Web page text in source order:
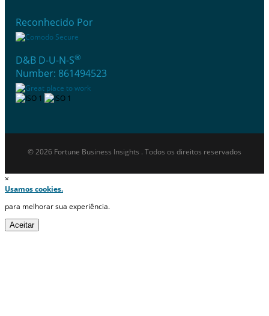
Reconhecido Por
D&B D-U-N-S®
Number: 861494523
© 2026 Fortune Business Insights . Todos os direitos reservados
×
Usamos cookies.
para melhorar sua experiência.
Aceitar